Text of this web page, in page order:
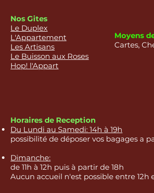
Moyens
Cartes,
Nos Gites
Le Duplex
L'Appartement
Les Artisans
Le Buisson aux Roses
Hop! l'Appart
Horaires de Reception
Du Lundi au Samedi: 14h à 19h
possibilité de déposer vos bagages a
Dimanche:
de 11h à 12h puis à partir de 18h
Aucun accueil n'est possible entre 12h